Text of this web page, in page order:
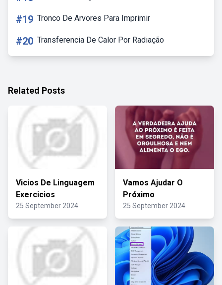
#19 Tronco De Arvores Para Imprimir
#20 Transferencia De Calor Por Radiação
Related Posts
Vicios De Linguagem
Exercicios
25 September 2024
Vamos Ajudar O
Próximo
25 September 2024